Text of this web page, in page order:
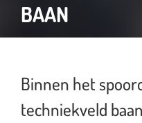
BAAN
Binnen het
techniekveld